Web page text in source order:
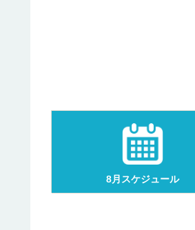
8月スケジュール